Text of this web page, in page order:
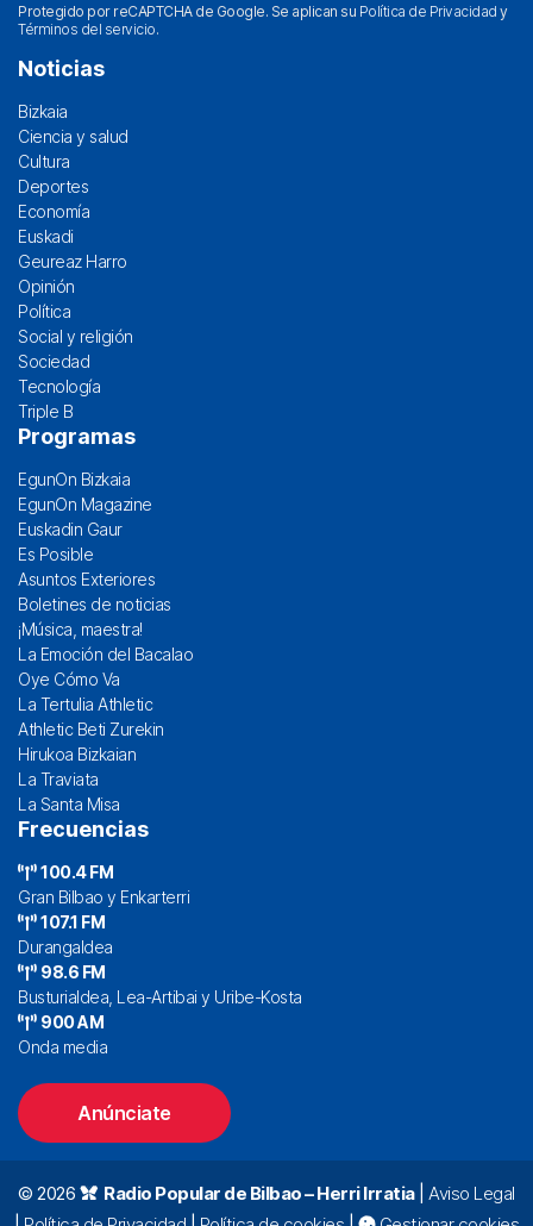
Protegido por reCAPTCHA de Google. Se aplican su Política de Privacidad y
Términos del servicio.
Noticias
Bizkaia
Ciencia y salud
Cultura
Deportes
Economía
Euskadi
Geureaz Harro
Opinión
Política
Social y religión
Sociedad
Tecnología
Triple B
Programas
EgunOn Bizkaia
EgunOn Magazine
Euskadin Gaur
Es Posible
Asuntos Exteriores
Boletines de noticias
¡Música, maestra!
La Emoción del Bacalao
Oye Cómo Va
La Tertulia Athletic
Athletic Beti Zurekin
Hirukoa Bizkaian
La Traviata
La Santa Misa
Frecuencias
100.4 FM
Gran Bilbao y Enkarterri
107.1 FM
Durangaldea
98.6 FM
Busturialdea, Lea-Artibai y Uribe-Kosta
900 AM
Onda media
Anúnciate
© 2026 Radio Popular de Bilbao – Herri Irratia| Aviso Legal